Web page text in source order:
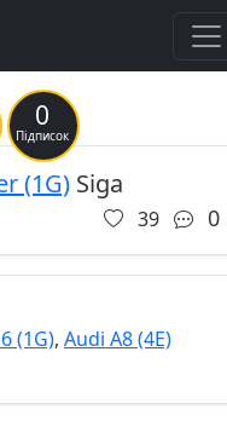
0
Підписок
(1G) Siga
39 0
(1G), Audi A8 (4E)